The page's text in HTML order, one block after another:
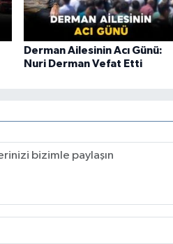
Derman Ailesinin Acı Günü:
Nuri Derman Vefat Etti